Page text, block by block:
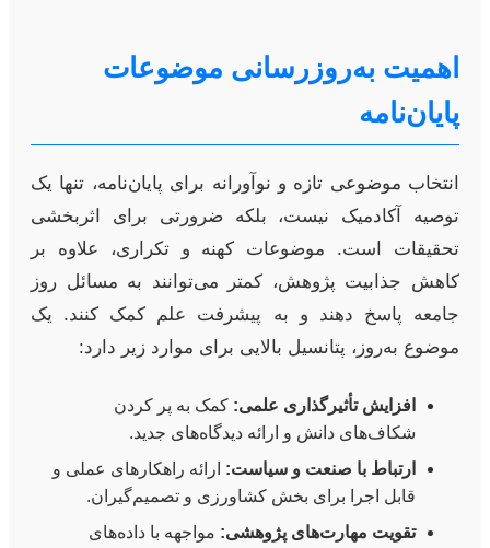
اهمیت به‌روزرسانی موضوعات
پایان‌نامه
انتخاب موضوعی تازه و نوآورانه برای پایان‌نامه، تنها یک
توصیه آکادمیک نیست، بلکه ضرورتی برای اثربخشی
تحقیقات است. موضوعات کهنه و تکراری، علاوه بر
کاهش جذابیت پژوهش، کمتر می‌توانند به مسائل روز
جامعه پاسخ دهند و به پیشرفت علم کمک کنند. یک
موضوع به‌روز، پتانسیل بالایی برای موارد زیر دارد:
افزایش تأثیرگذاری علمی: کمک به پر کردن
شکاف‌های دانش و ارائه دیدگاه‌های جدید.
ارتباط با صنعت و سیاست: ارائه راهکارهای عملی و
قابل اجرا برای بخش کشاورزی و تصمیم‌گیران.
تقویت مهارت‌های پژوهشی: مواجهه با داده‌های